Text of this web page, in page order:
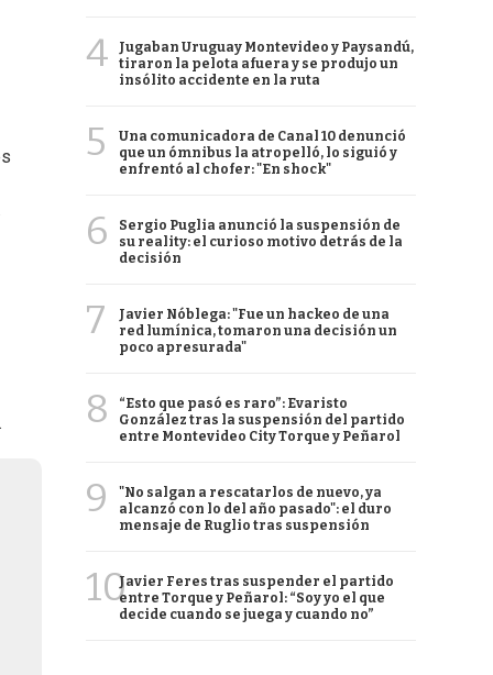
4
Jugaban Uruguay Montevideo y Paysandú,
tiraron la pelota afuera y se produjo un
insólito accidente en la ruta
5
Una comunicadora de Canal 10 denunció
que un ómnibus la atropelló, lo siguió y
enfrentó al chofer: "En shock"
6
Sergio Puglia anunció la suspensión de
su reality: el curioso motivo detrás de la
decisión
7
Javier Nóblega: "Fue un hackeo de una
red lumínica, tomaron una decisión un
poco apresurada"
8
“Esto que pasó es raro”: Evaristo
González tras la suspensión del partido
entre Montevideo City Torque y Peñarol
9
"No salgan a rescatarlos de nuevo, ya
alcanzó con lo del año pasado": el duro
mensaje de Ruglio tras suspensión
10Javier Feres tras suspender el partido
entre Torque y Peñarol: “Soy yo el que
decide cuando se juega y cuando no”